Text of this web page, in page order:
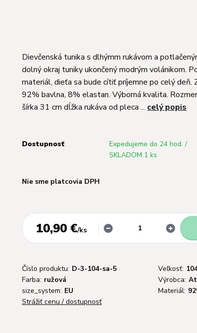
Dievčenská tunika s dlhýmm rukávom a
dolný okraj tuniky ukončený modrým volánikom.
materiál, dieťa sa bude cítiť príjemne po celý deň.
92% bavlna, 8% elastan. Výborná kvalita.
šírka 31 cm dĺžka rukáva od pleca ... celý popis
Dostupnosť
Expedujeme do 24 hod. /
SKLADOM 1 ks
Nie sme platcovia DPH
10,90 €/ks
Číslo produktu: D-3-104-sa-5 Veľkosť:
Farba: ružová Výrobca:
size_system: EU Materiál:
Strážiť cenu / dostupnosť